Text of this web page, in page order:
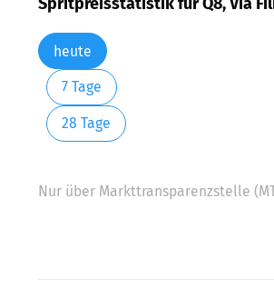
heute
7 Tage
28 Tage
Nur über Markttransparenzstelle